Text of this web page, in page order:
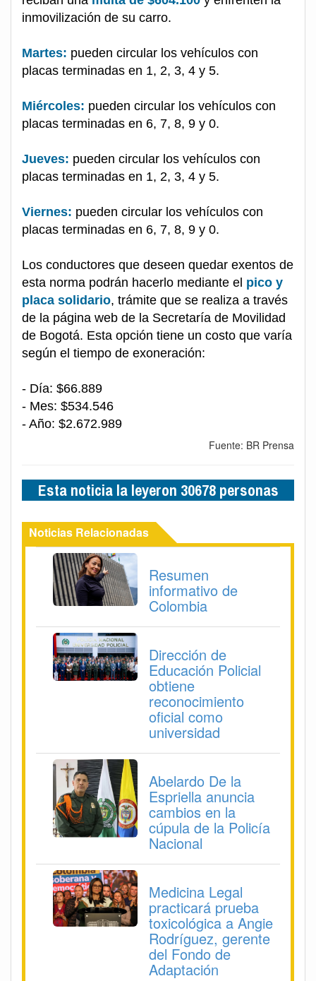
inmovilización de su carro.
Martes: pueden circular los vehículos con
placas terminadas en 1, 2, 3, 4 y 5.
Miércoles: pueden circular los vehículos con
placas terminadas en 6, 7, 8, 9 y 0.
Jueves: pueden circular los vehículos con
placas terminadas en 1, 2, 3, 4 y 5.
Viernes: pueden circular los vehículos con
placas terminadas en 6, 7, 8, 9 y 0.
Los conductores que deseen quedar exentos de
esta norma podrán hacerlo mediante el pico y
placa solidario, trámite que se realiza a través
de la página web de la Secretaría de Movilidad
de Bogotá. Esta opción tiene un costo que varía
según el tiempo de exoneración:
- Día: $66.889
- Mes: $534.546
- Año: $2.672.989
Fuente: BR Prensa
Esta noticia la leyeron 30678 personas
Noticias Relacionadas
Resumen
informativo de
Colombia
Dirección de
Educación Policial
obtiene
reconocimiento
oficial como
universidad
Abelardo De la
Espriella anuncia
cambios en la
cúpula de la Policía
Nacional
Medicina Legal
practicará prueba
toxicológica a Angie
Rodríguez, gerente
del Fondo de
Adaptación